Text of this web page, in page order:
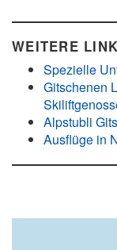
WEITERE
Spezielle
Gitschenen
Alpstubli
Ausflüge in